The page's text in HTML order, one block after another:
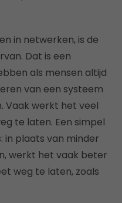
in netwerken, is de
Dat is een
als mensen altijd
van een systeem
Vaak werkt het veel
te laten. Een simpel
in plaats van minder
werkt het vaak beter
weg te laten, zoals